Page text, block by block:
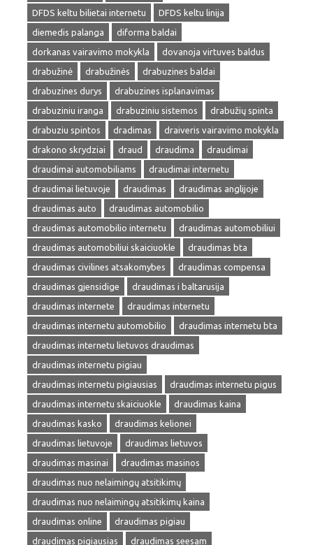
DFDS keltu bilietai internetu
DFDS keltu linija
diemedis palanga
diforma baldai
dorkanas vairavimo mokykla
dovanoja virtuves baldus
drabužinė
drabužinės
drabuzines baldai
drabuzines durys
drabuzines isplanavimas
drabuziniu iranga
drabuziniu sistemos
drabužių spinta
drabuziu spintos
dradimas
draiveris vairavimo mokykla
drakono skrydziai
draud draudima
draudimai
draudimai automobiliams
draudimai internetu
draudimai lietuvoje
draudimas
draudimas anglijoje
draudimas auto
draudimas automobilio
draudimas automobilio internetu
draudimas automobiliui
draudimas automobiliui skaiciuokle
draudimas bta
draudimas civilines atsakomybes
draudimas compensa
draudimas gjensidige
draudimas i baltarusija
draudimas internete
draudimas internetu
draudimas internetu automobilio
draudimas internetu bta
draudimas internetu lietuvos draudimas
draudimas internetu pigiau
draudimas internetu pigiausias
draudimas internetu pigus
draudimas internetu skaiciuokle
draudimas kaina
draudimas kasko
draudimas kelionei
draudimas lietuvoje
draudimas lietuvos
draudimas masinai
draudimas masinos
draudimas nuo nelaimingų atsitikimų
draudimas nuo nelaimingų atsitikimų kaina
draudimas online
draudimas pigiau
draudimas pigiausias
draudimas seesam